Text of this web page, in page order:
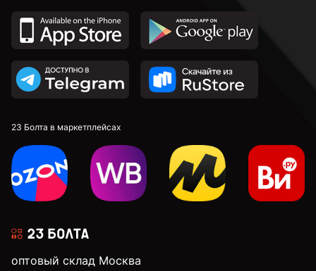
23 Болта в маркетплейсах
оптовый склад Москва